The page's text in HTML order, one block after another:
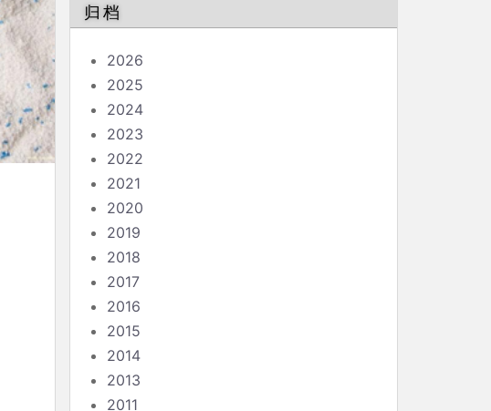
归档
2026
2025
2024
2023
2022
2021
2020
2019
2018
2017
2016
2015
2014
2013
2011